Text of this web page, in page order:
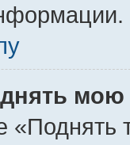
мою
«Поднять